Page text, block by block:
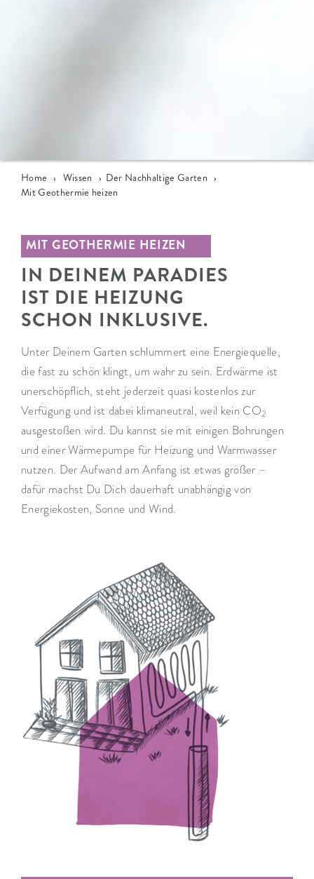
Home › Wissen › Der Nachhaltige Garten ›
Mit Geothermie heizen
MIT GEOTHERMIE HEIZEN
IN DEINEM PARADIES
IST DIE HEIZUNG
SCHON INKLUSIVE.
Unter Deinem Garten schlummert eine Energiequelle,
die fast zu schön klingt, um wahr zu sein. Erdwärme ist
unerschöpflich, steht jederzeit quasi kostenlos zur
Verfügung und ist dabei klimaneutral, weil kein CO2
ausgestoßen wird. Du kannst sie mit einigen Bohrungen
und einer Wärmepumpe für Heizung und Warmwasser
nutzen. Der Aufwand am Anfang ist etwas größer –
dafür machst Du Dich dauerhaft unabhängig von
Energiekosten, Sonne und Wind.